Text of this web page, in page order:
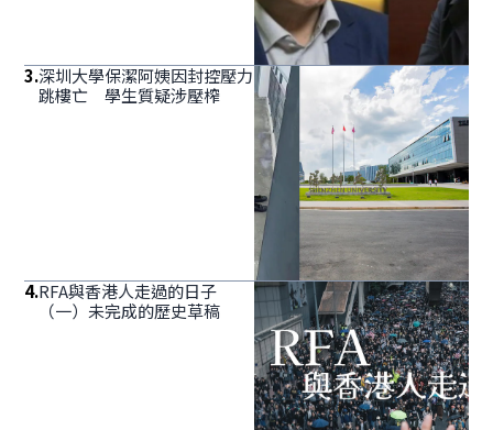
3.深圳大學保潔阿姨因封控壓力
跳樓亡 學生質疑涉壓榨
4.RFA與香港人走過的日子
（一）未完成的歷史草稿